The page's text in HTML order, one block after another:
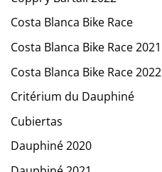
Costa Blanca Bike Race
Costa Blanca Bike Race 2021
Costa Blanca Bike Race 2022
Critérium du Dauphiné
Cubiertas
Dauphiné 2020